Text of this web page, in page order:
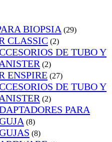
BIOPSIA (29)
CLASSIC (2)
DE TUBO Y
(2)
ENSPIRE (27)
DE TUBO Y
(2)
PARA
(8)
(8)